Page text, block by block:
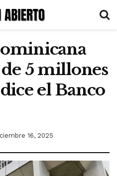
5 millones
el Banco
16, 2025